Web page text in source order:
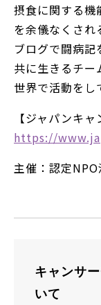
摂食に関する機
を余儀なくされ
ブログで闘病記
共に生きるチー
世界で活動をし
【ジャパンキャ
https://
主催：認定
キャンサ
いて